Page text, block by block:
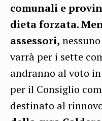
comunali e
dieta forzata.
assessori,
varrà per i sette
andranno al voto
per il Consiglio
destinato al